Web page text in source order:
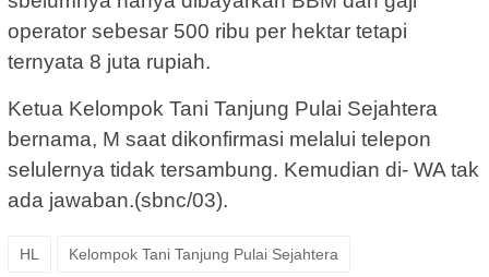
operator sebesar 500 ribu per hektar tetapi
ternyata 8 juta rupiah.
Ketua Kelompok Tani Tanjung Pulai Sejahtera
bernama, M saat dikonfirmasi melalui telepon
selulernya tidak tersambung. Kemudian di- WA tak
ada jawaban.(sbnc/03).
HL Kelompok Tani Tanjung Pulai Sejahtera